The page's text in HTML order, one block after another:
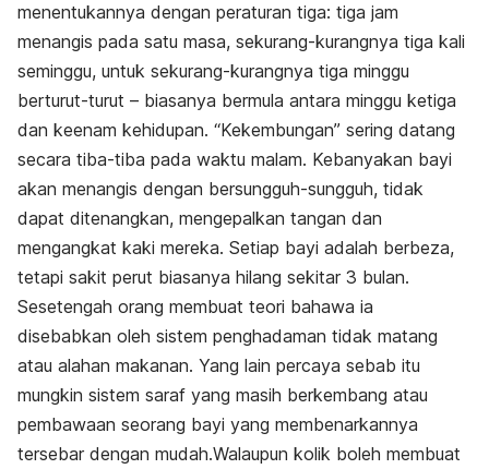
menentukannya dengan peraturan tiga: tiga jam
menangis pada satu masa, sekurang-kurangnya tiga kali
seminggu, untuk sekurang-kurangnya tiga minggu
berturut-turut – biasanya bermula antara minggu ketiga
dan keenam kehidupan. “Kekembungan” sering datang
secara tiba-tiba pada waktu malam. Kebanyakan bayi
akan menangis dengan bersungguh-sungguh, tidak
dapat ditenangkan, mengepalkan tangan dan
mengangkat kaki mereka. Setiap bayi adalah berbeza,
tetapi sakit perut biasanya hilang sekitar 3 bulan.
Sesetengah orang membuat teori bahawa ia
disebabkan oleh sistem penghadaman tidak matang
atau alahan makanan. Yang lain percaya sebab itu
mungkin sistem saraf yang masih berkembang atau
pembawaan seorang bayi yang membenarkannya
tersebar dengan mudah.Walaupun kolik boleh membuat